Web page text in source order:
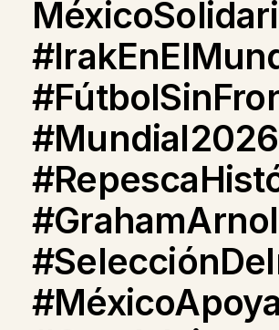
#Mundial2026
#MéxicoApoya